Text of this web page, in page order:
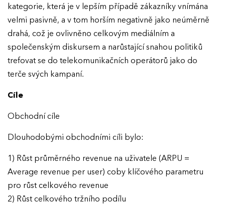
kategorie, která je v lepším případě zákazníky vnímána
velmi pasivně, a v tom horším negativně jako neúměrně
drahá, což je ovlivněno celkovým mediálním a
společenským diskursem a narůstající snahou politiků
trefovat se do telekomunikačních operátorů jako do
terče svých kampaní.
Cíle
Obchodní cíle
Dlouhodobými obchodními cíli bylo:
1) Růst průměrného revenue na uživatele (ARPU =
Average revenue per user) coby klíčového parametru
pro růst celkového revenue
2) Růst celkového tržního podílu